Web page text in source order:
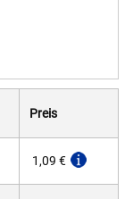
Preis
1,09 €